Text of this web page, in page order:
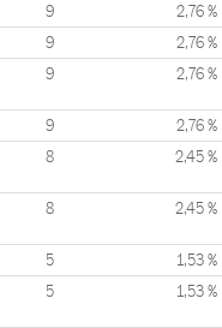
9 2,76 %
9 2,76 %
9 2,76 %
9 2,76 %
8 2,45 %
8 2,45 %
5 1,53 %
5 1,53 %